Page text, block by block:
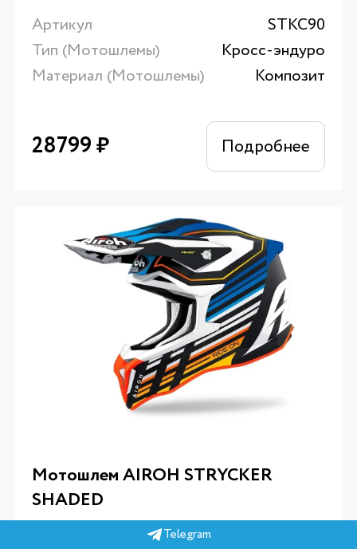
Артикул
STKC90
Тип (Мотошлемы)
Кросс-эндуро
Материал (Мотошлемы)
Композит
28799₽ Подробнее
Мотошлем AIROH STRYCKER
SHADED
Telegram